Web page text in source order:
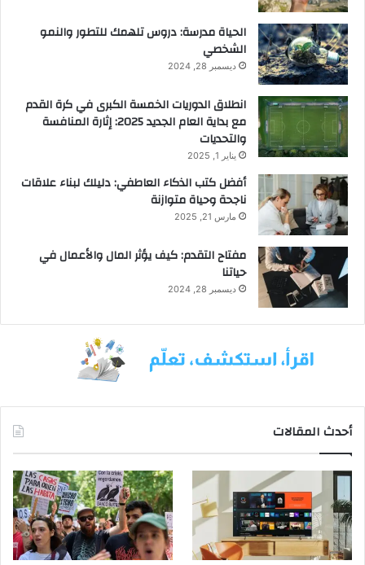
الحياة مدرسة: دروس تلهمك للتطور والنمو
الشخصي
ديسمبر 28, 2024
انطلاق الدوريات الخمسة الكبرى في كرة القدم
مع بداية العام الجديد 2025: إثارة المنافسة
والتحديات
يناير 1, 2025
أفضل كتب الذكاء العاطفي: دليلك لبناء علاقات
ناجحة وحياة متوازنة
مارس 21, 2025
مفتاح التقدم: كيف يؤثر المال والأعمال في
حياتنا
ديسمبر 28, 2024
أحدث المقالات